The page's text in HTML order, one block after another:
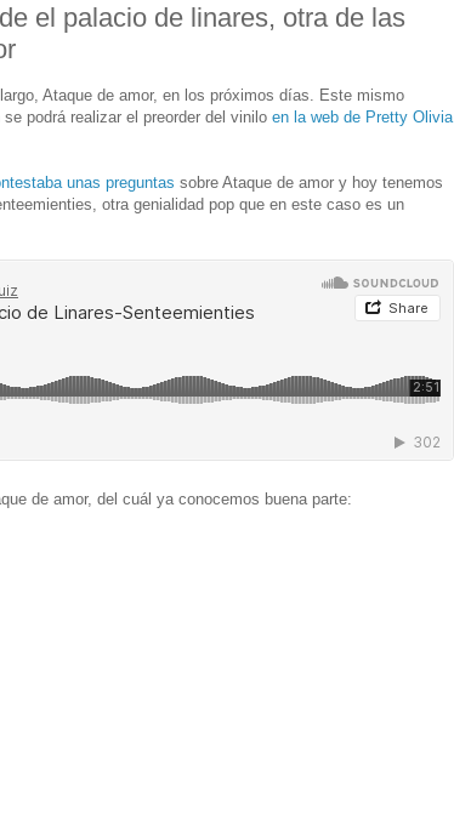
el palacio de linares, otra de las
Ataque de amor, en los próximos días. Este mismo
podrá realizar el preorder del vinilo en la web de Pretty Olivia
unas preguntas sobre Ataque de amor y hoy tenemos
otra genialidad pop que en este caso es un
de amor, del cuál ya conocemos buena parte: